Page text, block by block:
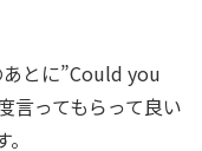
とに”Could you
言ってもらって良い